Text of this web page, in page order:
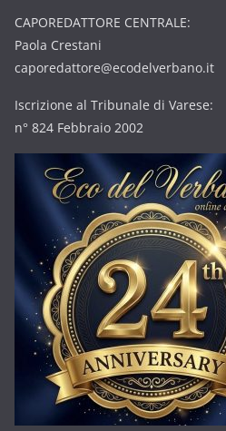
CAPOREDATTORE CENTRALE:
Paola Crestani
caporedattore@ecodelverbano.it
Iscrizione al Tribunale di Varese:
n° 824 Febbraio 2002